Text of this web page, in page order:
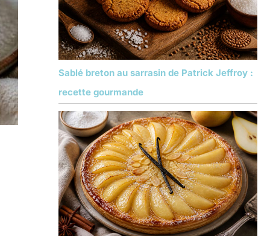
Sablé breton au sarrasin de Patrick Jeffroy :
recette gourmande